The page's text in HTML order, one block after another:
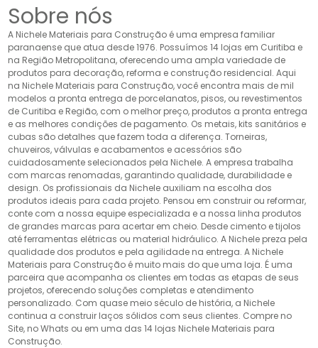
Sobre nós
A Nichele Materiais para Construção é uma empresa familiar
paranaense que atua desde 1976. Possuímos 14 lojas em Curitiba e
na Região Metropolitana, oferecendo uma ampla variedade de
produtos para decoração, reforma e construção residencial. Aqui
na Nichele Materiais para Construção, você encontra mais de mil
modelos a pronta entrega de porcelanatos, pisos, ou revestimentos
de Curitiba e Região, com o melhor preço, produtos a pronta entrega
e as melhores condições de pagamento. Os metais, kits sanitários e
cubas são detalhes que fazem toda a diferença. Torneiras,
chuveiros, válvulas e acabamentos e acessórios são
cuidadosamente selecionados pela Nichele. A empresa trabalha
com marcas renomadas, garantindo qualidade, durabilidade e
design. Os profissionais da Nichele auxiliam na escolha dos
produtos ideais para cada projeto. Pensou em construir ou reformar,
conte com a nossa equipe especializada e a nossa linha produtos
de grandes marcas para acertar em cheio. Desde cimento e tijolos
até ferramentas elétricas ou material hidráulico. A Nichele preza pela
qualidade dos produtos e pela agilidade na entrega. A Nichele
Materiais para Construção é muito mais do que uma loja. É uma
parceira que acompanha os clientes em todas as etapas de seus
projetos, oferecendo soluções completas e atendimento
personalizado. Com quase meio século de história, a Nichele
continua a construir laços sólidos com seus clientes. Compre no
Site, no Whats ou em uma das 14 lojas Nichele Materiais para
Construção.